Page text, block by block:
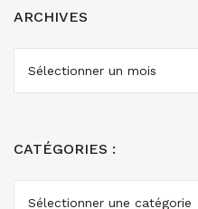
ARCHIVES
CATÉGORIES :